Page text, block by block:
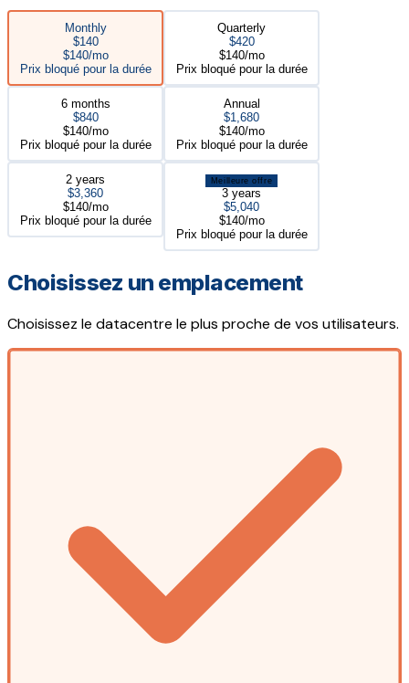
Monthly
$140
$140/mo
Prix bloqué pour la durée
Quarterly
$420
$140/mo
Prix bloqué pour la durée
6 months
$840
$140/mo
Prix bloqué pour la durée
Annual
$1,680
$140/mo
Prix bloqué pour la durée
2 years
$3,360
$140/mo
Prix bloqué pour la durée
Meilleure offre
3 years
$5,040
$140/mo
Prix bloqué pour la durée
Choisissez un emplacement
Choisissez le datacentre le plus proche de vos utilisateurs.